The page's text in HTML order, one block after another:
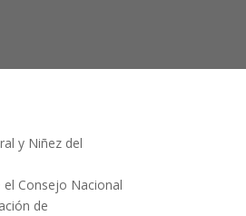
y Niñez del
Consejo Nacional
de